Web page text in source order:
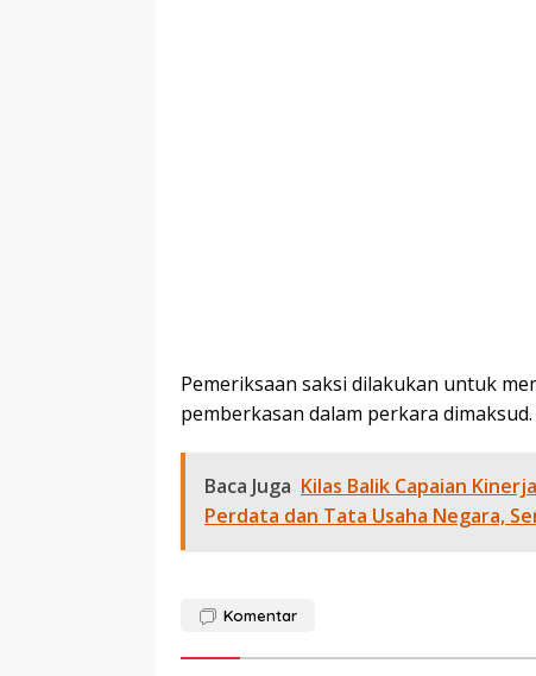
Pemeriksaan saksi dilakukan untuk
pemberkasan dalam perkara
Baca Juga Kilas Balik Capaian
Perdata dan Tata Usaha Negara,
Komentar